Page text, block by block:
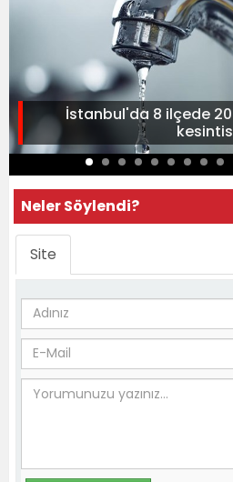
İstanbul'da 8 ilçede
Neler Söylendi?
Site